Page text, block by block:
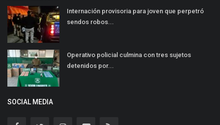
Internación provisoria para joven que perpetró
sendos robos...
Operativo policial culmina con tres sujetos
detenidos por...
SOCIAL MEDIA